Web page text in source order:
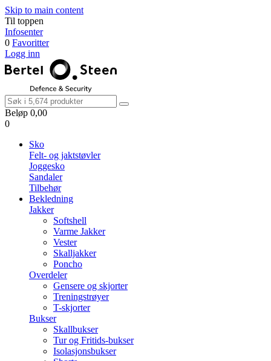
Skip to main content
Til toppen
Infosenter
0 Favoritter
Logg inn
Beløp 0,00
0
Sko
Felt- og jaktstøvler
Joggesko
Sandaler
Tilbehør
Bekledning
Jakker
Softshell
Varme Jakker
Vester
Skalljakker
Poncho
Overdeler
Gensere og skjorter
Treningstrøyer
T-skjorter
Bukser
Skallbukser
Tur og Fritids-bukser
Isolasjonsbukser